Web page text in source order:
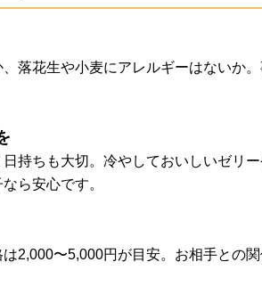
落花生や小麦にアレルギーはないか
持ちも大切。冷やしておいしいゼリ
ら安心です。
2,000〜5,000円が目安。お相手との